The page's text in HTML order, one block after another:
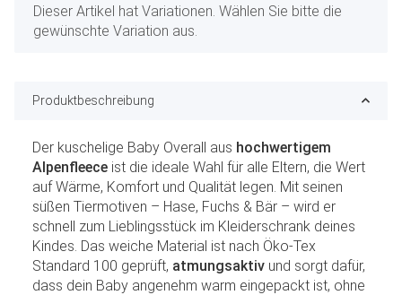
x
Dieser Artikel hat Variationen. Wählen Sie bitte die
gewünschte Variation aus.
Produktbeschreibung
Der kuschelige Baby Overall aus hochwertigem
Alpenfleece ist die ideale Wahl für alle Eltern, die Wert
auf Wärme, Komfort und Qualität legen. Mit seinen
süßen Tiermotiven – Hase, Fuchs & Bär – wird er
schnell zum Lieblingsstück im Kleiderschrank deines
Kindes. Das weiche Material ist nach Öko-Tex
Standard 100 geprüft, atmungsaktiv und sorgt dafür,
dass dein Baby angenehm warm eingepackt ist, ohne